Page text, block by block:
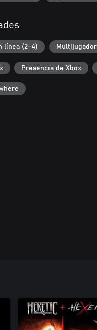
línea (2-4)
Presencia de Xbox